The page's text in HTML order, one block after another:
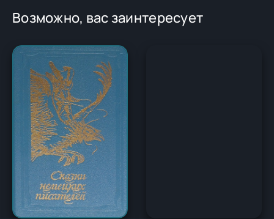
Возможно, вас заинтересует